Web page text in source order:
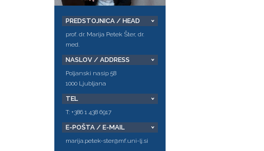
PREDSTOJNICA / HEAD
prof. dr. Marija Petek Šter, dr.
med.
NASLOV / ADDRESS
Poljanski nasip 58
1000 Ljubljana
TEL
T: +386 1 438 6917
E-POŠTA / E-MAIL
marija.petek-ster@mf.uni-lj.si